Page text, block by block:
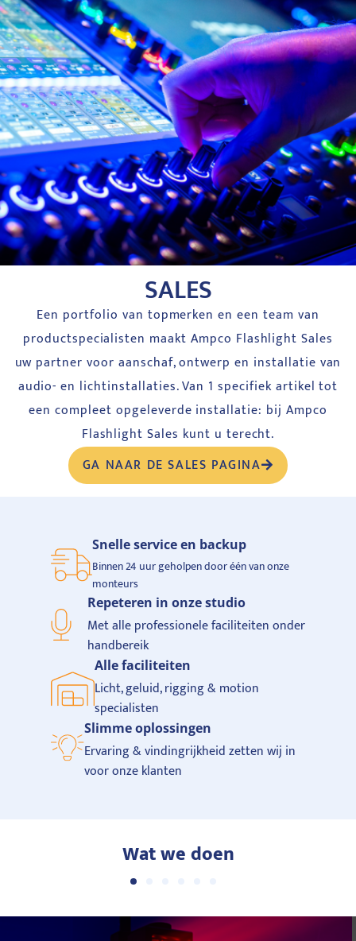
SALES
Een portfolio van topmerken en een team van
productspecialisten maakt Ampco Flashlight Sales
uw partner voor aanschaf, ontwerp en installatie van
audio- en lichtinstallaties. Van 1 specifiek artikel tot
een compleet opgeleverde installatie: bij Ampco
Flashlight Sales kunt u terecht.
GA NAAR DE SALES PAGINA
Snelle service en backup
Binnen 24 uur geholpen door één van onze
monteurs
Repeteren in onze studio
Met alle professionele faciliteiten onder
handbereik
Alle faciliteiten
Licht, geluid, rigging & motion
specialisten
Slimme oplossingen
Ervaring & vindingrijkheid zetten wij in
voor onze klanten
Wat we doen